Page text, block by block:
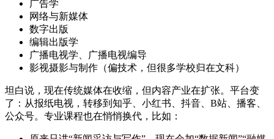
广告学
网络与新媒体
数字出版
编辑出版学
广播电视学、广播电视编导
影视摄影与制作（偏技术，但很多学校归在文科）
坦白说，现在传统媒体在收缩，但内容产业在扩张。平台变
了：从报纸电视，转移到知乎、小红书、抖音、B站、播客、
公众号。专业课程也在悄悄换代，比如：